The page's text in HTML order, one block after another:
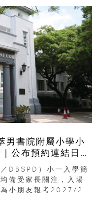
男書院附屬小學小
公布預約連結日期
DBSPD）小一入學簡
備受家長關注，入場
小朋友報考2027/28